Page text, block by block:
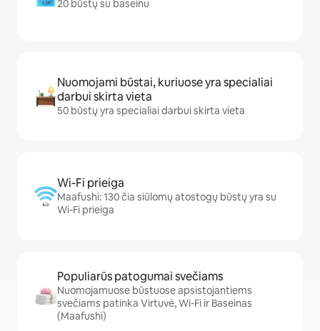
20 būstų su baseinu
Nuomojami būstai, kuriuose yra specialiai
darbui skirta vieta
50 būstų yra specialiai darbui skirta vieta
Wi-Fi prieiga
Maafushi: 130 čia siūlomų atostogų būstų yra su
Wi-Fi prieiga
Populiarūs patogumai svečiams
Nuomojamuose būstuose apsistojantiems
svečiams patinka Virtuvė, Wi-Fi ir Baseinas
(Maafushi)